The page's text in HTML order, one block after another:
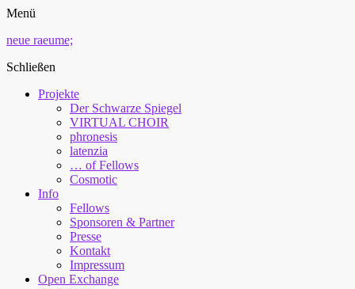
Menü
neue raeume;
Schließen
Projekte
Der Schwarze Spiegel
VIRTUAL CHOIR
phronesis
latenzia
… of Fellows
Cosmotic
Info
Fellows
Sponsoren & Partner
Presse
Kontakt
Impressum
Open Exchange